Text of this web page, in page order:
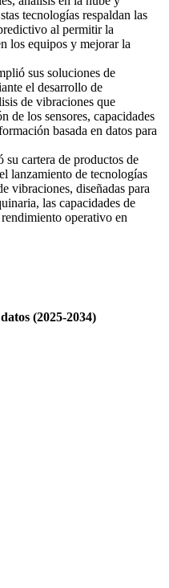
tecnologías respaldan las
al permitir la
los equipos y mejorar la
sus soluciones de
el desarrollo de
de vibraciones que
de los sensores, capacidades
basada en datos para
su cartera de productos de
lanzamiento de tecnologías
vibraciones, diseñadas para
las capacidades de
operativo en
(2025-2034)